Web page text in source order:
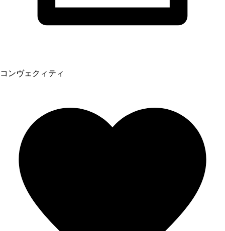
コンヴェクィティ